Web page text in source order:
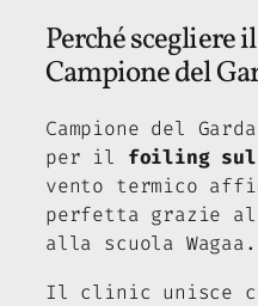
Perché scegliere
Campione del
Campione del
per il foiling sul
vento termico
perfetta grazie
alla scuola Wagaa.
Il clinic unisce